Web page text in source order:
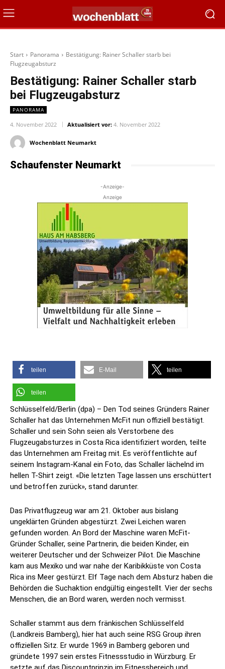
Start Panorama
Bestätigung: Rainer Schaller starb bei
Flugzeugabsturz
Bestätigung: Rainer Schaller starb
bei Flugzeugabsturz
PANORAMA
4. November 2022 Aktualisiert vor: 4. November 2022
Wochenblatt Neumarkt
Schaufenster Neumarkt
-Anzeige-
Anzeige
teilen E-Mail teilen
teilen
Schlüsselfeld/Berlin (dpa) – Den Tod seines Gründers Rainer
Schaller hat das Unternehmen McFit nun offiziell bestätigt.
Schaller und sein Sohn seien als Verstorbene des
Flugzeugabsturzes in Costa Rica identifiziert worden, teilte
das Unternehmen am Freitag mit. Es veröffentlichte auf
seinem Instagram-Kanal ein Foto, das Schaller lächelnd im
hellen T-Shirt zeigt. «Die letzten Tage lassen uns erschüttert
und betroffen zurück», stand darunter.
Das Privatflugzeug war am 21. Oktober aus bislang
ungeklärten Gründen abgestürzt. Zwei Leichen waren
gefunden worden. An Bord der Maschine waren McFit-
Gründer Schaller, seine Partnerin, die beiden Kinder, ein
weiterer Deutscher und der Schweizer Pilot. Die Maschine
kam aus Mexiko und war nahe der Karibikküste von Costa
Rica ins Meer gestürzt. Elf Tage nach dem Absturz haben die
Behörden die Suchaktion endgültig eingestellt. Vier der sechs
Menschen, die an Bord waren, werden noch vermisst.
Schaller stammt aus dem fränkischen Schlüsselfeld
(Landkreis Bamberg), hier hat auch seine RSG Group ihren
offiziellen Sitz. Er wurde 1969 in Bamberg geboren und
gründete 1997 sein erstes Fitnessstudio in Würzburg. Er